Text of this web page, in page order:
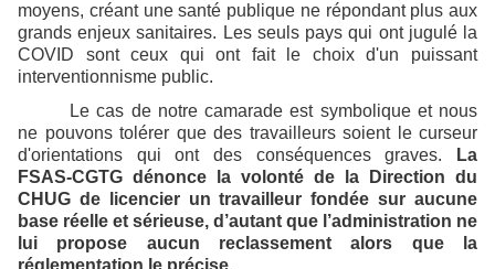
moyens, créant une santé publique ne répondant plus aux
grands enjeux sanitaires. Les seuls pays qui ont jugulé la
COVID sont ceux qui ont fait le choix d'un puissant
interventionnisme public.
Le cas de notre camarade est symbolique et nous
ne pouvons tolérer que des travailleurs soient le curseur
d'orientations qui ont des conséquences graves.
La
FSAS-CGTG dénonce la volonté de la Direction du
CHUG de licencier un travailleur fondée sur aucune
base réelle et sérieuse, d’autant que l’administration ne
lui propose aucun reclassement alors que la